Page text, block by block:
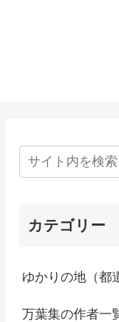
カテゴリー
ゆかりの地（都
万葉集の作者一